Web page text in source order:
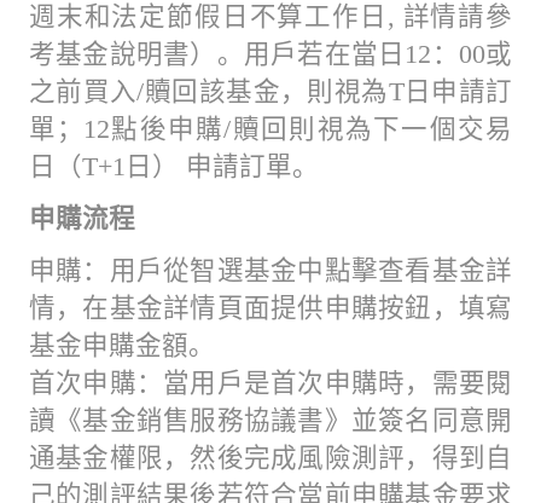
週末和法定節假日不算工作日, 詳情請參
考基金說明書）。用戶若在當日12：00或
之前買入/贖回該基金，則視為T日申請訂
單；12點後申購/贖回則視為下一個交易
日（T+1日） 申請訂單。
申購流程
申購：用戶從智選基金中點擊查看基金詳
情，在基金詳情頁面提供申購按鈕，填寫
基金申購金額。
首次申購：當用戶是首次申購時，需要閱
讀《基金銷售服務協議書》並簽名同意開
通基金權限，然後完成風險測評，得到自
己的測評結果後若符合當前申購基金要求